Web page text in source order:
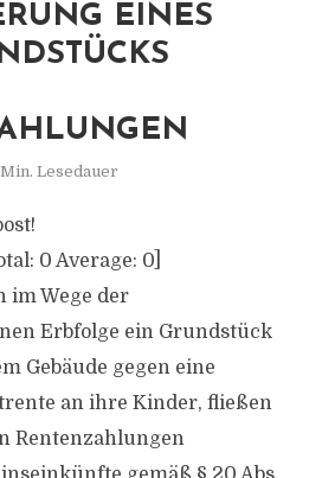
EINES H
G
Lesedauer
0 Average: 0]
im Wege der
Erbfolge ein Grundstück
Gebäude gegen eine
an ihre Kinder, fließen
Rentenzahlungen